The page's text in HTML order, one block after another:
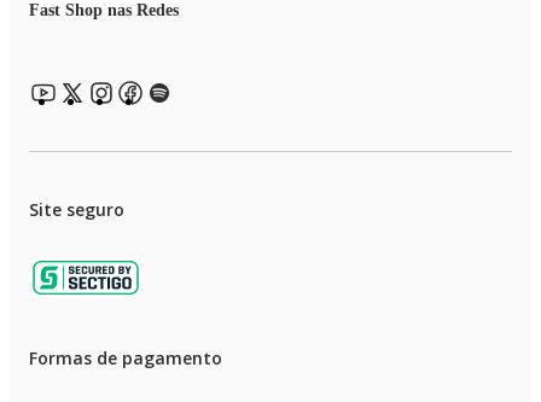
Fast Shop nas Redes
Site seguro
Formas de pagamento